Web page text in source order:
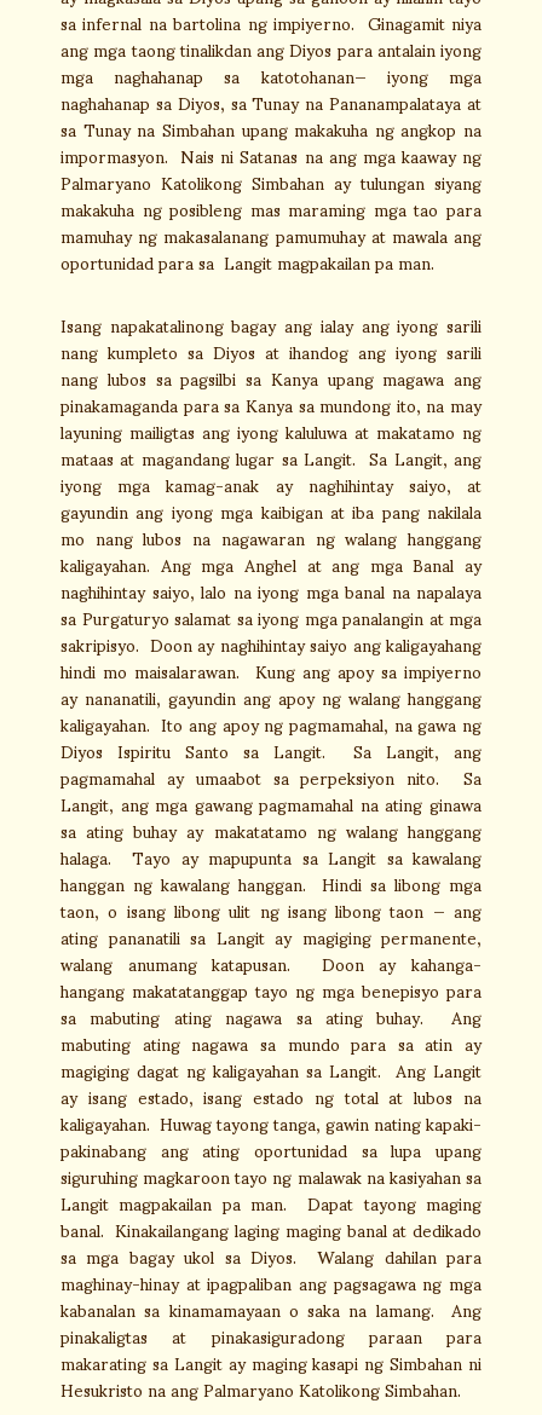
sa infernal na bartolina ng impiyerno. Ginagamit niya
ang mga taong tinalikdan ang Diyos para antalain iyong
mga naghahanap sa katotohanan— iyong mga
naghahanap sa Diyos, sa Tunay na Pananampalataya at
sa Tunay na Simbahan upang makakuha ng angkop na
impormasyon. Nais ni Satanas na ang mga kaaway ng
Palmaryano Katolikong Simbahan ay tulungan siyang
makakuha ng posibleng mas maraming mga tao para
mamuhay ng makasalanang pamumuhay at mawala ang
oportunidad para sa Langit magpakailan pa man.
Isang napakatalinong bagay ang ialay ang iyong sarili
nang kumpleto sa Diyos at ihandog ang iyong sarili
nang lubos sa pagsilbi sa Kanya upang magawa ang
pinakamaganda para sa Kanya sa mundong ito, na may
layuning mailigtas ang iyong kaluluwa at makatamo ng
mataas at magandang lugar sa Langit. Sa Langit, ang
iyong mga kamag-anak ay naghihintay saiyo, at
gayundin ang iyong mga kaibigan at iba pang nakilala
mo nang lubos na nagawaran ng walang hanggang
kaligayahan. Ang mga Anghel at ang mga Banal ay
naghihintay saiyo, lalo na iyong mga banal na napalaya
sa Purgaturyo salamat sa iyong mga panalangin at mga
sakripisyo. Doon ay naghihintay saiyo ang kaligayahang
hindi mo maisalarawan. Kung ang apoy sa impiyerno
ay nananatili, gayundin ang apoy ng walang hanggang
kaligayahan. Ito ang apoy ng pagmamahal, na gawa ng
Diyos Ispiritu Santo sa Langit. Sa Langit, ang
pagmamahal ay umaabot sa perpeksiyon nito. Sa
Langit, ang mga gawang pagmamahal na ating ginawa
sa ating buhay ay makatatamo ng walang hanggang
halaga. Tayo ay mapupunta sa Langit sa kawalang
hanggan ng kawalang hanggan. Hindi sa libong mga
taon, o isang libong ulit ng isang libong taon — ang
ating pananatili sa Langit ay magiging permanente,
walang anumang katapusan. Doon ay kahanga-
hangang makatatanggap tayo ng mga benepisyo para
sa mabuting ating nagawa sa ating buhay. Ang
mabuting ating nagawa sa mundo para sa atin ay
magiging dagat ng kaligayahan sa Langit. Ang Langit
ay isang estado, isang estado ng total at lubos na
kaligayahan. Huwag tayong tanga, gawin nating kapaki-
pakinabang ang ating oportunidad sa lupa upang
siguruhing magkaroon tayo ng malawak na kasiyahan sa
Langit magpakailan pa man. Dapat tayong maging
banal. Kinakailangang laging maging banal at dedikado
sa mga bagay ukol sa Diyos. Walang dahilan para
maghinay-hinay at ipagpaliban ang pagsagawa ng mga
kabanalan sa kinamamayaan o saka na lamang. Ang
pinakaligtas at pinakasiguradong paraan para
makarating sa Langit ay maging kasapi ng Simbahan ni
Hesukristo na ang Palmaryano Katolikong Simbahan.